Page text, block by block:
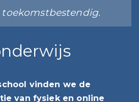
vinden we de
van fysiek en online
toekomstbestendig.